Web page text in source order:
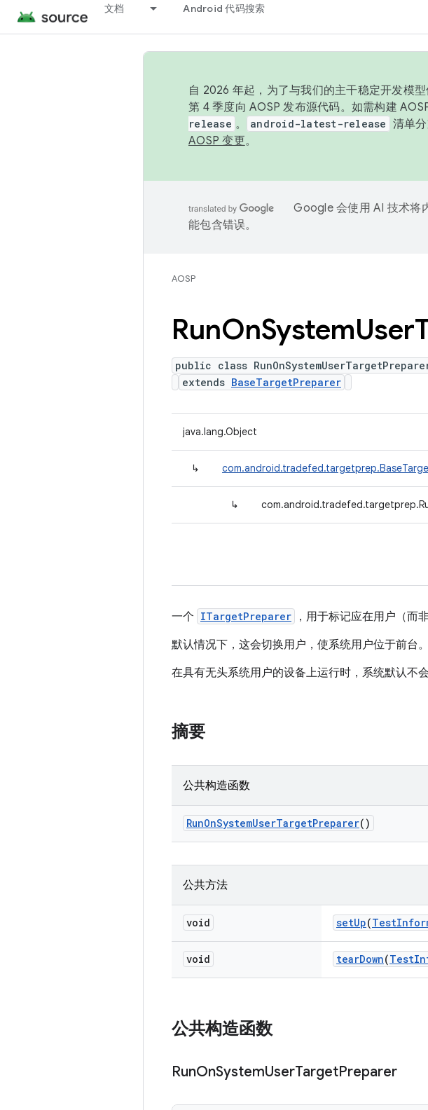
文档 Android 代码搜索
自 2026 年起，为了与我们的主干稳定开发模
第 4 季度向 AOSP 发布源代码。如需构建
release 。 android-latest-release 清单
AOSP 变更。
Google 会使用 AI 技术将
能包含错误。
AOSP
RunOnSystemUser
public class
extends BaseTargetPreparer
java.lang.Object
↳
↳
一个 ITargetPreparer
，用于标记应在用户（而
默认情况下，这会切换用户，使系统用户位于前台。
在具有无头系统用户的设备上运行时，系统默认不
摘要
公共构造函数
RunOnSystemUserTargetPreparer()
公共方法
void setUp(Test
void tearDown(Test
公共构造函数
RunOnSystemUserTargetPreparer